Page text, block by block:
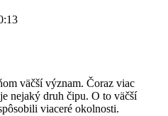
väčší význam. Čoraz viac
nejaký druh čipu. O to väčší
viaceré okolnosti.